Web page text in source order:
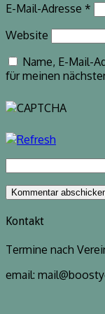
E-Mail-Adresse *
Website
Name, E-Mail-
für meinen
Kontakt
Termine nach
email: